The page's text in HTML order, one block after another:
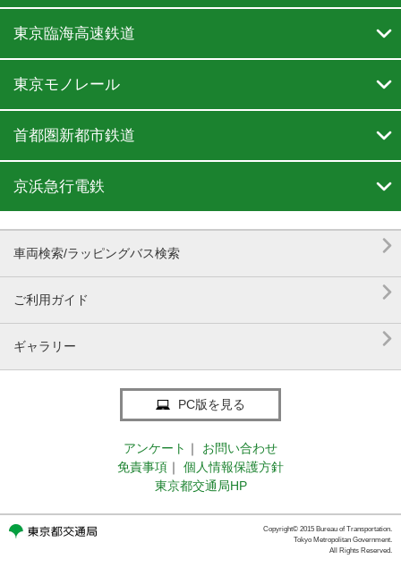
東京臨海高速鉄道 
東京モノレール 
首都圏新都市鉄道 
京浜急行電鉄 
車両検索/ラッピングバス検索 
ご利用ガイド 
ギャラリー 
PC版を見る
アンケート ｜
お問い合わせ
免責事項 ｜
個人情報保護方針
東京都交通局HP
Copyright© 2015 Bureau of Transportation.
Tokyo Metropolitan Government.
All Rights Reserved.